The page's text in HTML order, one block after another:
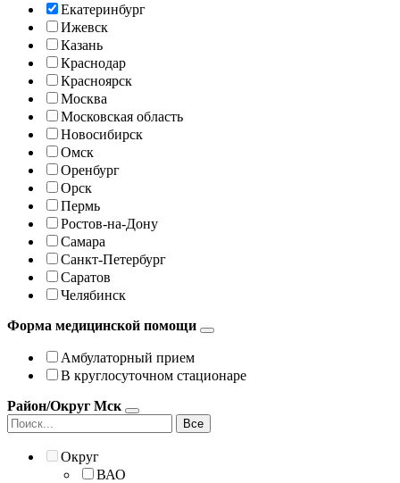
Екатеринбург
Ижевск
Казань
Краснодар
Красноярск
Москва
Московская область
Новосибирск
Омск
Оренбург
Орск
Пермь
Ростов-на-Дону
Самара
Санкт-Петербург
Саратов
Челябинск
Форма медицинской помощи
Амбулаторный прием
В круглосуточном стационаре
Район/Округ Мск
Все
Округ
ВАО